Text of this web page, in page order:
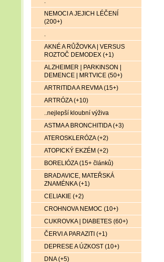
NEMOCI A JEJICH LÉČENÍ
(200+)
.
AKNÉ A RŮŽOVKA | VERSUS
ROZTOČ DEMODEX (+1)
ALZHEIMER | PARKINSON |
DEMENCE | MRTVICE (50+)
ARTRITIDA A REVMA (15+)
ARTRÓZA (+10)
..nejlepší kloubní výživa
ASTMA A BRONCHITIDA (+3)
ATEROSKLERÓZA (+2)
ATOPICKÝ EKZÉM (+2)
BORELIÓZA (15+ článků)
BRADAVICE, MATEŘSKÁ
ZNAMÉNKA (+1)
CELIAKIE (+2)
CROHNOVA NEMOC (10+)
CUKROVKA | DIABETES (60+)
ČERVI A PARAZITI (+1)
DEPRESE A ÚZKOST (10+)
DNA (+5)